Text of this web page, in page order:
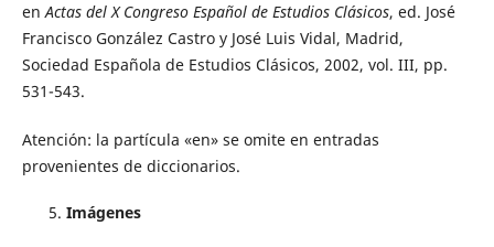
enActas del X Congreso Español de Estudios Clásicos, ed. José
Francisco González Castro y José Luis Vidal, Madrid,
Sociedad Española de Estudios Clásicos, 2002, vol. III, pp.
531-543.
Atención: la partícula «en» se omite en entradas
provenientes de diccionarios.
Imágenes